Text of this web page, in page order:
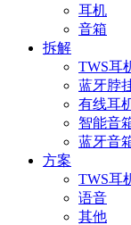
耳机
音箱
拆解
TWS耳
蓝牙脖
有线耳
智能音
蓝牙音
方案
TWS耳
语音
其他